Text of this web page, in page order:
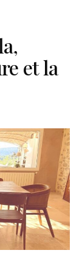
et la